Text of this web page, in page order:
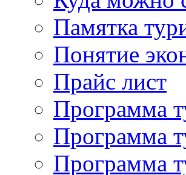
Памятка
Понятие
Прайс лист
Программа
Программа
Программа